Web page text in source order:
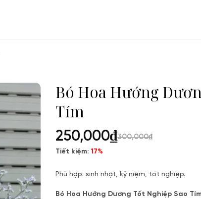
Bó Hoa Hướng
Tím
250,000₫300,000₫
Tiết kiệm:17%
Phù hợp: sinh nhật, kỷ niệm, tốt nghiệp.
Bó Hoa Hướng Dương Tốt Nghiệp Sao